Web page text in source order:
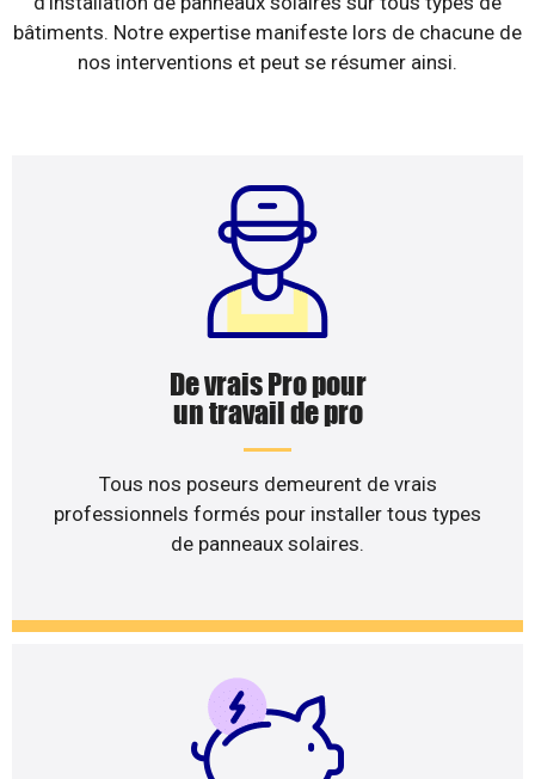
bâtiments. Notre expertise manifeste lors de chacune de
nos interventions et peut se résumer ainsi.
De vrais Pro pour
un travail de pro
Tous nos poseurs demeurent de vrais
professionnels formés pour installer tous types
de panneaux solaires.